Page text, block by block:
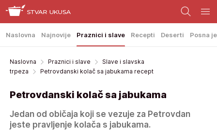
Naslovna Najnovije Praznici i slave Recepti Deserti Posna
Naslovna Praznici i slave
Slave i slavska
trpeza
Petrovdanski kolač sa jabukama recept
Petrovdanski kolač sa jabukama
Jedan od običaja koji se vezuje za Petrovdan
jeste pravljenje kolača s jabukama.